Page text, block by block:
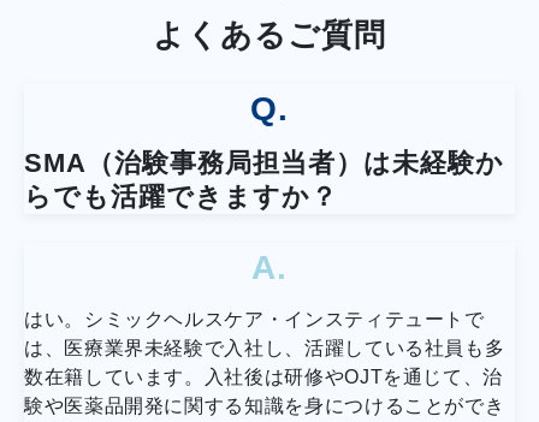
よくあるご質問
Q.
SMA（治験事務局担当者）は未経験か
らでも活躍できますか？
A.
はい。シミックヘルスケア・インスティテュートで
は、医療業界未経験で入社し、活躍している社員も多
数在籍しています。入社後は研修やOJTを通じて、治
験や医薬品開発に関する知識を身につけることができ